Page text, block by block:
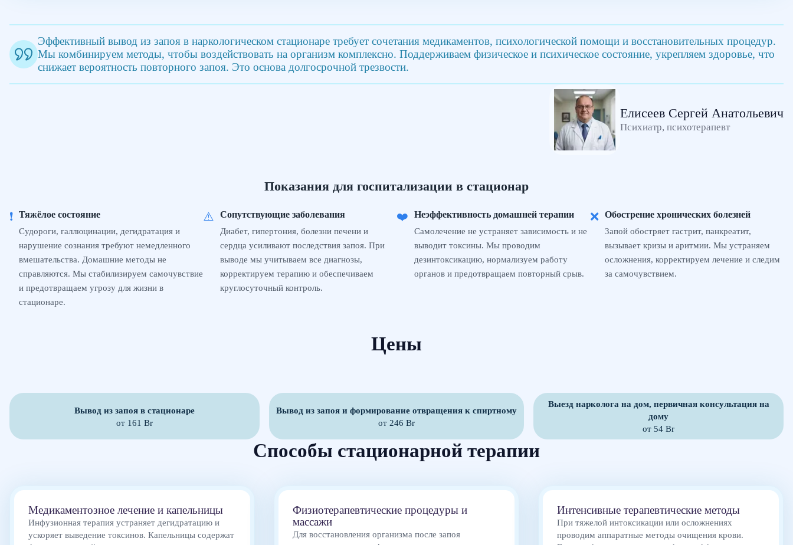
Эффективный вывод из запоя в наркологическом стационаре требует сочетания медикаментов, психологической помощи и восстановительных процедур.
Мы комбинируем методы, чтобы воздействовать на организм комплексно. Поддерживаем физическое и психическое состояние, укрепляем здоровье, что
снижает вероятность повторного запоя. Это основа долгосрочной трезвости.
Елисеев Сергей Анатольевич
Психиатр, психотерапевт
Показания для госпитализации в стационар
❗ Тяжёлое состояние
Судороги, галлюцинации, дегидратация и
нарушение сознания требуют немедленного
вмешательства. Домашние методы не
справляются. Мы стабилизируем самочувствие
и предотвращаем угрозу для жизни в
стационаре.
⚠️ Сопутствующие заболевания
Диабет, гипертония, болезни печени и
сердца усиливают последствия запоя. При
выводе мы учитываем все диагнозы,
корректируем терапию и обеспечиваем
круглосуточный контроль.
❤️ Неэффективность домашней терапии
Самолечение не устраняет зависимость и не
выводит токсины. Мы проводим
дезинтоксикацию, нормализуем работу
органов и предотвращаем повторный срыв.
❌ Обострение хронических болезней
Запой обостряет гастрит, панкреатит,
вызывает кризы и аритмии. Мы устраняем
осложнения, корректируем лечение и следим
за самочувствием.
Цены
Вывод из запоя в стационаре
от 161 Br
Вывод из запоя и формирование отвращения к спиртному
от 246 Br
Выезд нарколога на дом, первичная консультация на
дому
от 54 Br
Способы стационарной терапии
Медикаментозное лечение и капельницы
Инфузионная терапия устраняет дегидратацию и
ускоряет выведение токсинов. Капельницы содержат
Физиотерапевтические процедуры и
массажи
Для восстановления организма после запоя
Интенсивные терапевтические методы
При тяжелой интоксикации или осложнениях
проводим аппаратные методы очищения крови.